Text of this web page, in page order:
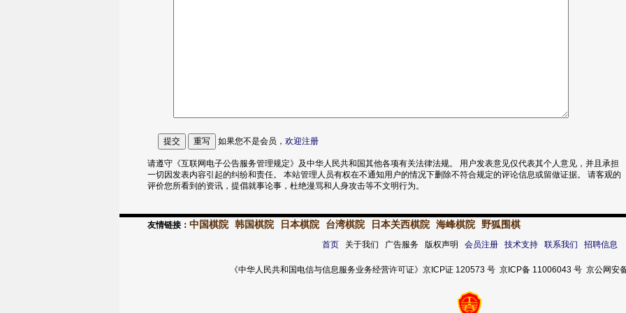
如果您不是会员， 欢迎注册
请遵守《互联网电子公告服务管理规定》及中华人民共和国其他各项有关法律法规。 用户发表意见仅代表其个人意见，并且承担
一切因发表内容引起的纠纷和责任。 本站管理人员有权在不通知用户的情况下删除不符合规定的评论信息或留做证据。 请客观的
评价您所看到的资讯，提倡就事论事，杜绝漫骂和人身攻击等不文明行为。
友情链接： 中国棋院 韩国棋院 日本棋院 台湾棋院 日本关西棋院 海峰棋院 野狐围棋
首页关于我们 广告服务 版权声明 会员注册 技术支持 联系我们 招聘信息
《中华人民共和国电信与信息服务业务经营许可证》京ICP证 120573 号 京ICP备 11006043 号 京公网安